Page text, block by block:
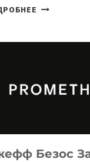
META
ДЛЯ
И
Безос